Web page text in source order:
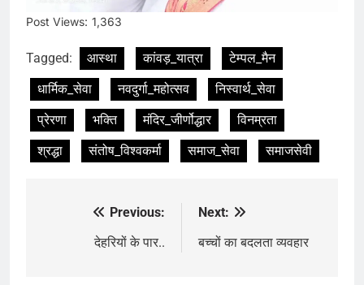
Post Views: 1,363
Tagged: आस्था कांवड़_यात्रा
टेम्पल_मैन
धार्मिक_सेवा
नवदुर्गा_महोत्सव
निस्वार्थ_सेवा
प्रेरणा
भक्ति मंदिर_जीर्णोद्धार
विनम्रता
श्रद्धा
संतोष_विश्वकर्मा समाज_सेवा समाजसेवी
navigation
Previous:
देहरियों के पार..
Next:
बच्चों का बदलता व्यवहार